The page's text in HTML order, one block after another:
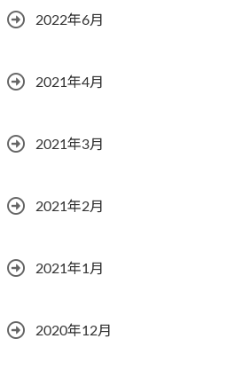
2022年6月
2021年4月
2021年3月
2021年2月
2021年1月
2020年12月